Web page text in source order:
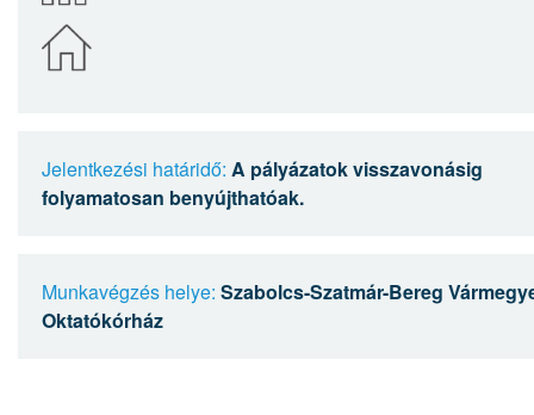
Jelentkezési határidő: A pályázatok visszavonásig
folyamatosan benyújthatóak.
Munkavégzés helye: Szabolcs-Szatmár-Bereg
Oktatókórház